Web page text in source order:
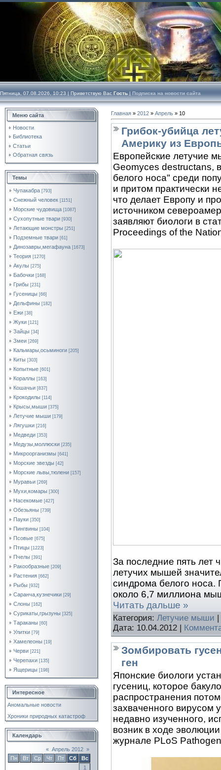
Пятница, 07.08.2026, 10:23 | Приветствую Вас Гость | Подписка на новости сайта
Меню сайта
Новости
Библиотека
Статьи
Обратная связь
Темы
Чупакабра [793]
Снежный человек [1151]
Морские чудовища [1087]
Сухопутные твари [930]
Летающие монстры [251]
Подземные твари [61]
Динозавры,мегафауна [1673]
Теория [1270]
Акулы [275]
Бабочки [168]
Грибы [231]
Гусеницы [66]
Дельфины [182]
Ежи [38]
Жуки [121]
Зайцы [34]
Змеи [269]
Кальмары,осьминоги [205]
Киты [303]
Копытные [601]
Кораллы [163]
Кошачьи [837]
Крокодилы [114]
Крысы,мыши [375]
Летучие мыши [179]
Лягушки [216]
Медведи [353]
Медузы,моллюски [235]
Микроорганизмы [641]
Морские звезды [42]
Морские львы,тюлени [157]
Муравьи [269]
Мухи,комары [300]
Насекомые [427]
Обезьяны [739]
Пауки [350]
Пингвины [104]
Псовые [675]
Птицы [1223]
Пчелы [391]
Ракообразные [209]
Растения [662]
Рыбы [932]
Саранча,кузнечики [29]
Слоны [162]
Сурикаты,грызуны [325]
Тараканы [60]
Улитки [79]
Хамелеоны [19]
Черви [221]
Черепахи [135]
Ящерицы [198]
Интересное
Аномальные новости
Хроники природных катастроф
Календарь
« Апрель 2012 »
Пн
Вт Ср Чт Пт Сб
Вс
1
Главная » 2012 » Апрель » 10
Грибок-убийца
Америку из
Европейские летучие
Geomyces destructans,
белого носа" среди
и притом практически
что делает Европу и
источником
заявляют биологи в
Proceedings of the
За последние пять лет
летучих мышей
синдрома белого
около 6,7 миллиона
Читать дальше »
Категория: Летучие мыши
Дата: 10.04.2012 |
Зомбировать
ген
Японские биологи
гусениц, которое
распространения
захваченного вирусом
недавно изученного,
возник в ходе
журнале PLoS